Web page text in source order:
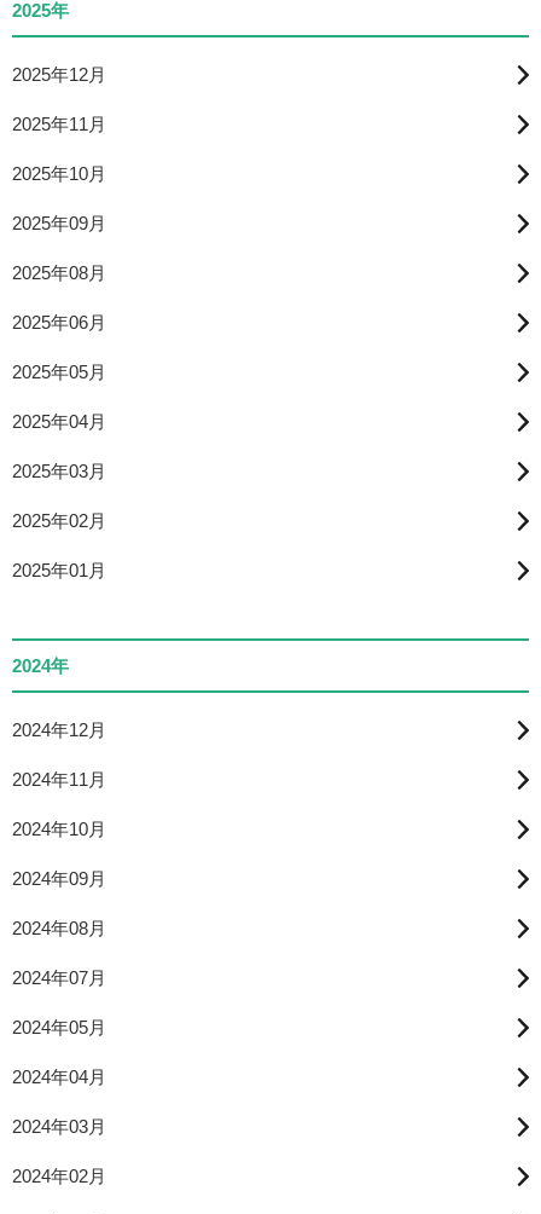
2025年
2025年12月
2025年11月
2025年10月
2025年09月
2025年08月
2025年06月
2025年05月
2025年04月
2025年03月
2025年02月
2025年01月
2024年
2024年12月
2024年11月
2024年10月
2024年09月
2024年08月
2024年07月
2024年05月
2024年04月
2024年03月
2024年02月